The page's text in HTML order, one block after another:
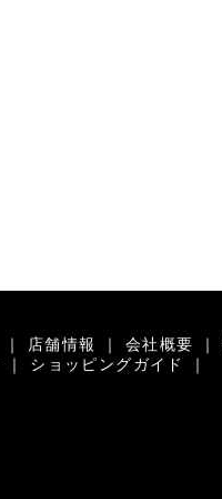
｜ 店舗情報 ｜ 会社概要 ｜
｜ ショッピングガイド ｜